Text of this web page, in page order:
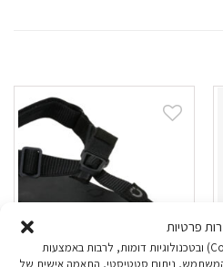
פרטיות
באתר זה נעשה שימוש בעוגיות (Cookies) ובטכנולוגיות דומות, לרבות באמצעות
המשתמש, ניתוח סטטיסטי, התאמה אישית של